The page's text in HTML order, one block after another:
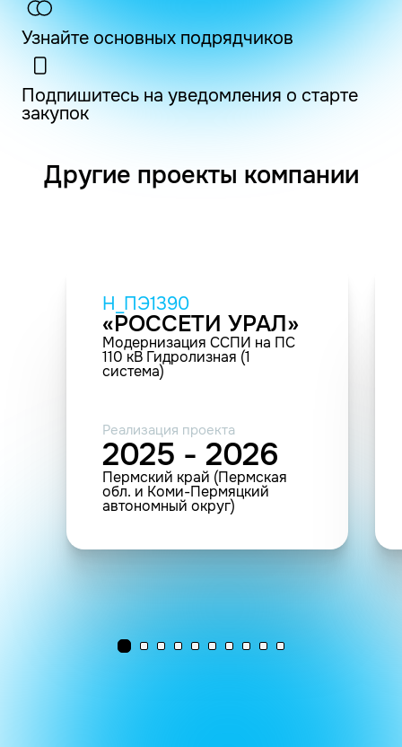
Узнайте основных подрядчиков
Подпишитесь на уведомления о старте
закупок
Другие проекты компании
H_ПЭ1390
«РОССЕТИ УРАЛ»
Модернизация ССПИ на ПС
110 кВ Гидролизная (1
система)
Реализация проекта
2025 - 2026
Пермский край (Пермская
обл. и Коми-Пермяцкий
автономный округ)